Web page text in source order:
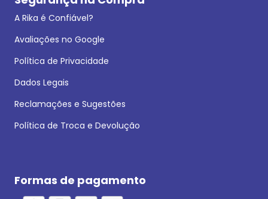
A Rika é Confiável?
Avaliações no Google
Política de Privacidade
Dados Legais
Reclamações e Sugestões
Política de Troca e Devolução
Formas de pagamento